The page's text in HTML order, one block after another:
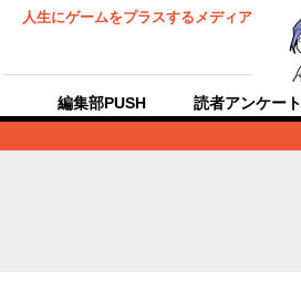
人生にゲームをプラスするメディア
編集部PUSH 読者アンケート